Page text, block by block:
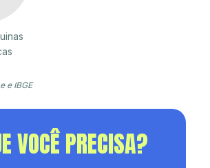
e IBGE
VOCÊ PRECISA?